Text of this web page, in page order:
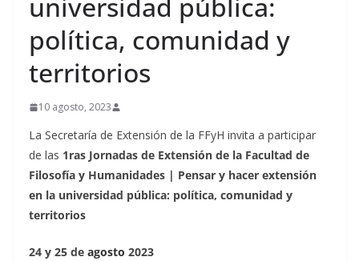
universidad pública:
política, comunidad y
territorios
10 agosto, 2023
La Secretaría de Extensión de la FFyH invita a participar
de las 1ras Jornadas de Extensión de la Facultad de
Filosofía y Humanidades | Pensar y hacer extensión
en la universidad pública: política, comunidad y
territorios
24 y 25 de agosto 2023